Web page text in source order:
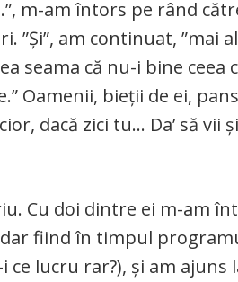
m-am întors pe rând
”Și”, am continuat, ”mai
seama că nu-i bine ceea
Oamenii, bieții de ei,
dacă zici tu… Da’ să vii
Cu doi dintre ei m-am
fiind în timpul
lucru rar?), și am ajuns